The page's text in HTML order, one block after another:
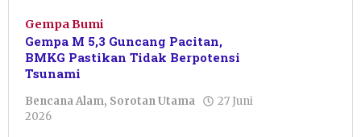
Gempa Bumi
Gempa M 5,3 Guncang Pacitan,
BMKG Pastikan Tidak Berpotensi
Tsunami
Bencana Alam, Sorotan Utama
27 Juni
2026